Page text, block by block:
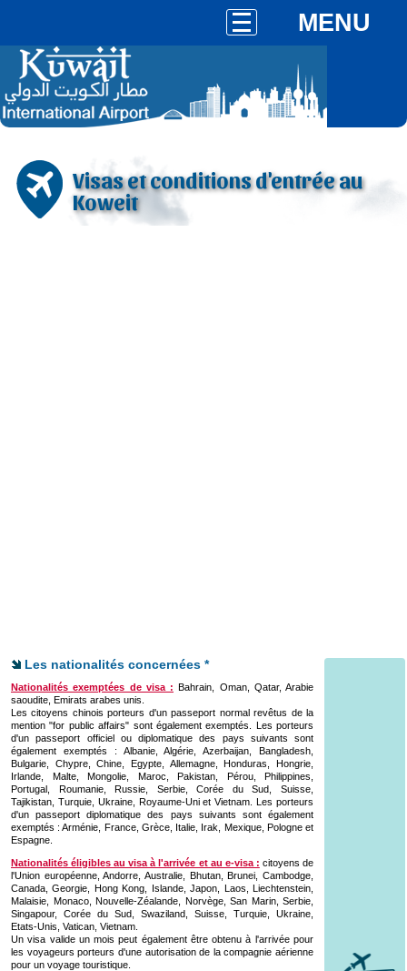
MENU
Visas et conditions d'entrée au
Koweit
Les nationalités concernées *
Nationalités exemptées de visa : Bahrain, Oman, Qatar, Arabie
saoudite, Emirats arabes unis.
Les citoyens chinois porteurs d'un passeport normal revêtus de la
mention "for public affairs" sont également exemptés. Les porteurs
d'un passeport officiel ou diplomatique des pays suivants sont
également exemptés : Albanie, Algérie, Azerbaijan, Bangladesh,
Bulgarie, Chypre, Chine, Egypte, Allemagne, Honduras, Hongrie,
Irlande, Malte, Mongolie, Maroc, Pakistan, Pérou, Philippines,
Portugal, Roumanie, Russie, Serbie, Corée du Sud, Suisse,
Tajikistan, Turquie, Ukraine, Royaume-Uni et Vietnam. Les porteurs
d'un passeport diplomatique des pays suivants sont également
exemptés : Arménie, France, Grèce, Italie, Irak, Mexique, Pologne et
Espagne.
Nationalités éligibles au visa à l'arrivée et au e-visa : citoyens de
l'Union européenne, Andorre, Australie, Bhutan, Brunei, Cambodge,
Canada, Georgie, Hong Kong, Islande, Japon, Laos, Liechtenstein,
Malaisie, Monaco, Nouvelle-Zéalande, Norvège, San Marin, Serbie,
Singapour, Corée du Sud, Swaziland, Suisse, Turquie, Ukraine,
Etats-Unis, Vatican, Vietnam.
Un visa valide un mois peut également être obtenu à l'arrivée pour
les voyageurs porteurs d'une autorisation de la compagnie aérienne
pour un voyage touristique.